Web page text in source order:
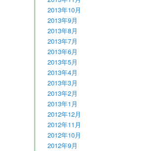
2013年10月
2013年9月
2013年8月
2013年7月
2013年6月
2013年5月
2013年4月
2013年3月
2013年2月
2013年1月
2012年12月
2012年11月
2012年10月
2012年9月